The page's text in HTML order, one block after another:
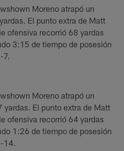
Moreno atrapó un
El punto extra de Matt
ofensiva recorrió 68 yardas
3:15 de tiempo de posesión
Moreno atrapó un
yardas. El punto extra de Matt
ofensiva recorrió 64 yardas
1:26 de tiempo de posesión
14.